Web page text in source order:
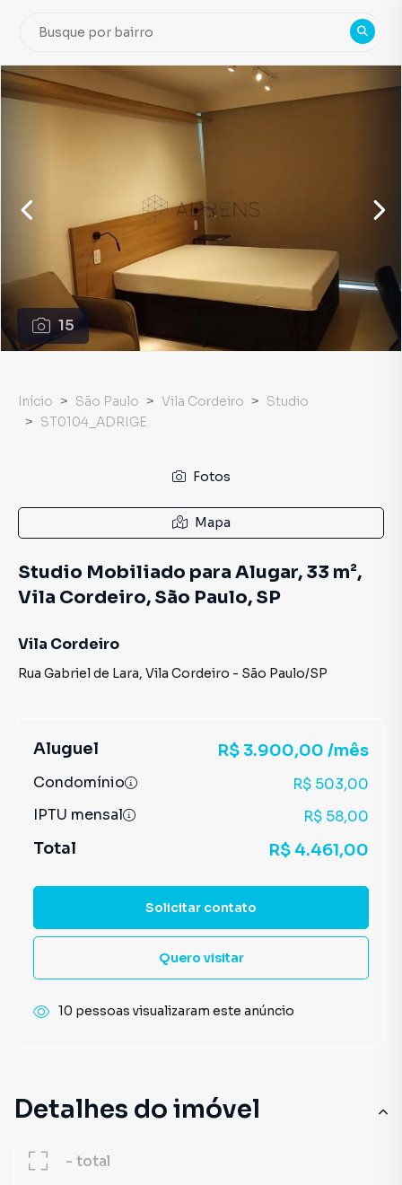
15
Detalhes do imóvel
- total
Início São Paulo Vila Cordeiro
Studio
ST0104_ADRIGE
Fotos
Mapa
Studio Mobiliado para Alugar, 33 m²,
Vila Cordeiro, São Paulo, SP
Vila Cordeiro
Rua Gabriel de Lara, Vila Cordeiro - São Paulo/SP
Aluguel R$ 3.900,00 /mês
Condomínio
R$ 503,00
IPTU mensal
R$ 58,00
Total R$ 4.461,00
Solicitar contato
Quero visitar
10 pessoas visualizaram este anúncio